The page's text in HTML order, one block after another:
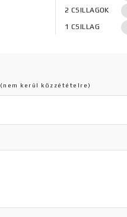
2 CSILLAGOK
1 CSILLAG
(nem kerül közzétételre)